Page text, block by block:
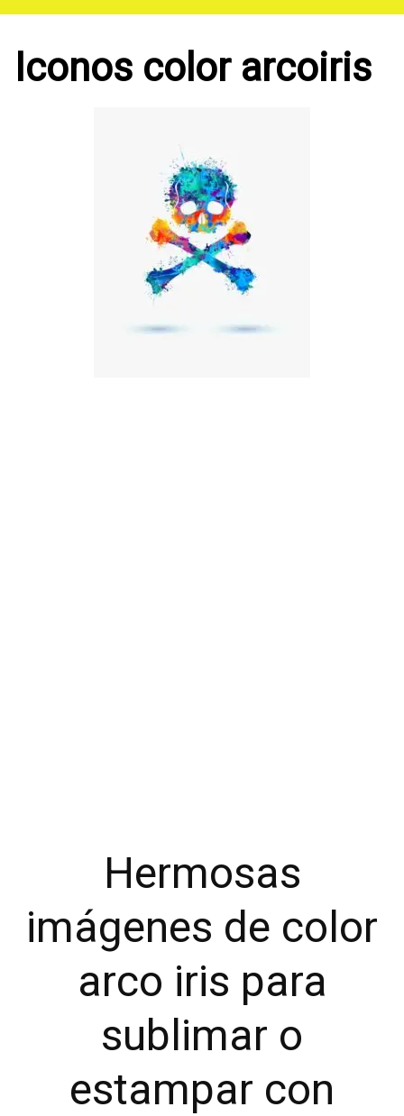
Saltar
contenido
Iconos color arcoiris
Hermosas
imágenes de color
arco iris para
sublimar o
estampar con